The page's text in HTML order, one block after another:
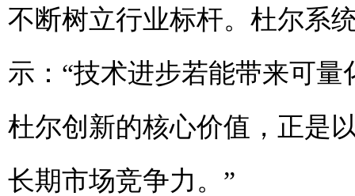
不断树立行业标杆。杜尔系
示：“技术进步若能带来可
杜尔创新的核心价值，正是
长期市场竞争力。”